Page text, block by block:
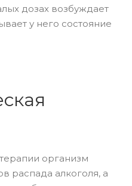
дозах возбуждает
у него состояние
организм
распада алкоголя, а